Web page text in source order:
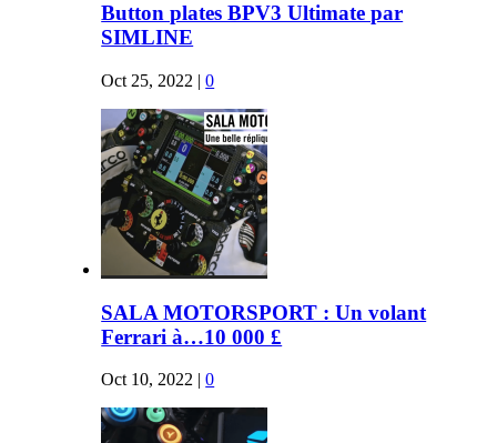
Button plates BPV3 Ultimate par
SIMLINE
Oct 25, 2022 |0
SALA MOTORSPORT : Un volant
Ferrari à…10 000 £
Oct 10, 2022 |0